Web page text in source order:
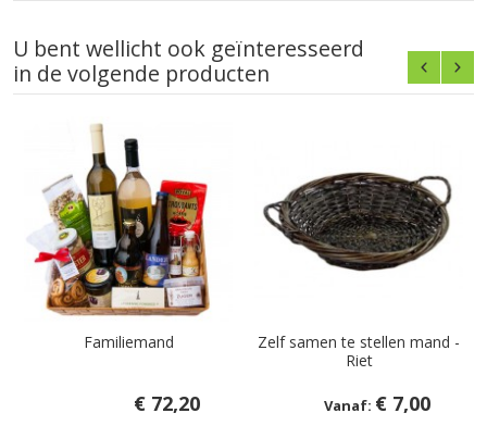
U bent wellicht ook geïnteresseerd
in de volgende producten
Familiemand
€ 72,20
Zelf samen te stellen mand -
Riet
€ 7,00